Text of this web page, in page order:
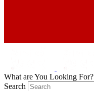
What are You Looking For?
Search